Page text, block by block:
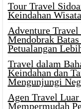
Tour Travel
Keindahan
Adventure Travel
Mendobrak
Petualangan
Travel dalam
Keindahan dan
Mengunjungi
Agen Travel
Mempermudah